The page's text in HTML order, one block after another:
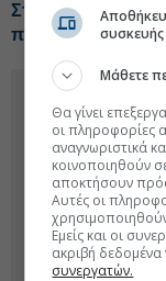
Στο πιο υψηλό
παγκοσμίωςσυσκευής
Μάθετε
Θα γίνει
οι πληροφορίες
αναγνωριστικά
κοινοποιηθούν
αποκτήσουν
Αυτές οι
Εμείς και οι
ακριβή
συνεργατών.